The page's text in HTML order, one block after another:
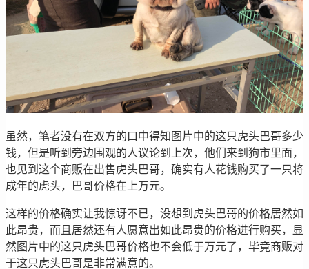
虽然，笔者没有在双方的口中得知图片中的这只虎头巴哥多少
钱，但是听到旁边围观的人议论到上次，他们来到狗市里面，
也见到这个商贩在出售虎头巴哥，确实有人花钱购买了一只将
成年的虎头，巴哥价格在上万元。
这样的价格确实让我惊讶不已，没想到虎头巴哥的价格居然如
此昂贵，而且居然还有人愿意出如此昂贵的价格进行购买，显
然图片中的这只虎头巴哥价格也不会低于万元了，毕竟商贩对
于这只虎头巴哥是非常满意的。